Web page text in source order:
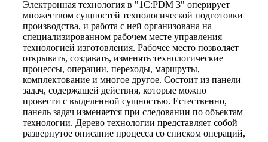
Электронная технология в "1С:PDM 3" оперирует
множеством сущностей технологической подготовки
производства, и работа с ней организована на
специализированном рабочем месте управления
технологией изготовления. Рабочее место позволяет
открывать, создавать, изменять технологические
процессы, операции, переходы, маршруты,
комплектование и многое другое. Состоит из панели
задач, содержащей действия, которые можно
провести с выделенной сущностью. Естественно,
панель задач изменяется при следовании по объектам
технологии. Дерево технологии представляет собой
развернутое описание процесса со списком операций,